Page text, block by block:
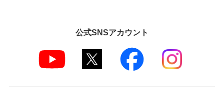
公式SNSアカウント